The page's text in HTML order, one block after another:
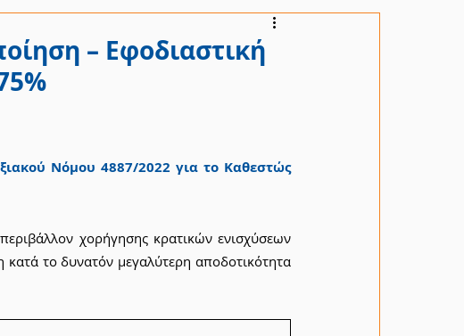
– Εφοδιαστική
Νόμου 4887/2022 για το Καθεστώς
χορήγησης κρατικών ενισχύσεων
κατά το δυνατόν μεγαλύτερη αποδοτικότητα